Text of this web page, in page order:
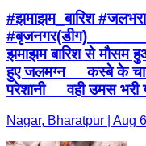
#झमाझम_बारिश
झमाझम बारिश से मौसम
हुए जलमग्न __कस्बे के
परेशानी __वही उमस भरी
Nagar, Bharatpur | Aug